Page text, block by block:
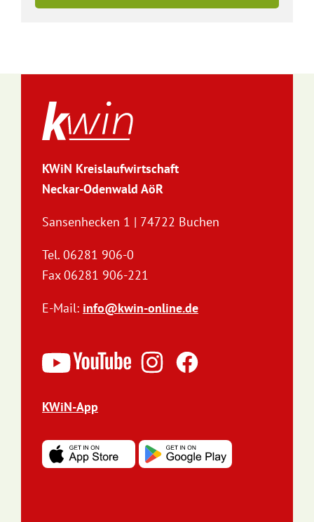
KWiN Kreislaufwirtschaft
Neckar-Odenwald AöR
Sansenhecken 1 | 74722 Buchen
Tel. 06281 906-0
Fax 06281 906-221
E-Mail: info@kwin-online.de
KWiN-App